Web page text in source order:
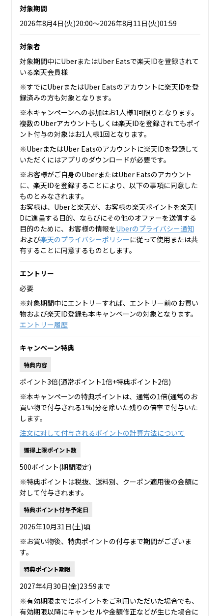
対象期間
2026年8月4日(火)20:00～2026年8月11日(火)01:59
対象者
対象期間中にUberまたはUber Eatsで楽天IDを登録されて
いる楽天会員様
※すでにUberまたはUber Eatsのアカウントに楽天IDを登
録済みの方も対象となります。
※本キャンペーンへの参加はお1人様1回限りとなります。
複数のUberアカウントもしくは楽天IDを登録されてもポイ
ント付与の対象はお1人様1回となります。
※UberまたはUber Eatsのアカウントに楽天IDを登録して
いただくにはアプリのダウンロードが必要です。
※お客様がご自身のUberまたはUber Eatsのアカウント
に、楽天IDを登録することにより、以下の事項に同意した
ものとみなされます。
お客様は、Uberと楽天が、お客様の楽天ポイントを楽天I
Dに進呈する目的、ならびにその他のオファーを送信する
目的のために、お客様の情報をUberのプライバシー通知
および楽天のプライバシーポリシーに従って使用または共
有することに同意するものとします。
エントリー
必要
※対象期間中にエントリーすれば、エントリー前のお買い
物および楽天ID登録も本キャンペーンの対象となります。
エントリー履歴
キャンペーン特典
特典内容
ポイント3倍(通常ポイント1倍+特典ポイント2倍)
※本キャンペーンの特典ポイントは、通常の1倍(通常のお
買い物で付与される1%)分を除いた残りの倍率で付与いた
します。
注文に対して付与されるポイントの計算方法について
獲得上限ポイント数
500ポイント(期間限定)
※特典ポイントは税抜、送料別、クーポン適用後の金額に
対して付与されます。
特典ポイント付与予定日
2026年10月31日(土)頃
※お買い物後、特典ポイントの付与まで期間がございま
す。
特典ポイント期限
2027年4月30日(金)23:59まで
※有効期限までにポイントをご利用いただいた場合でも、
有効期限以降にキャンセルや金額修正などが生じた場合に